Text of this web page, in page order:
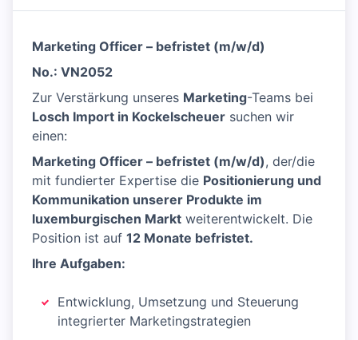
Marketing Officer – befristet (m/w/d)
No.: VN2052
Zur Verstärkung unseres Marketing-Teams bei
Losch Import in Kockelscheuer suchen wir
einen:
Marketing Officer – befristet (m/w/d), der/die
mit fundierter Expertise die Positionierung und
Kommunikation unserer Produkte im
luxemburgischen Markt weiterentwickelt. Die
Position ist auf 12 Monate befristet.
Ihre Aufgaben:
Entwicklung, Umsetzung und Steuerung
integrierter Marketingstrategien